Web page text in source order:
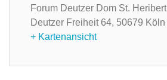
Forum Deutzer Dom St. Heribert
Deutzer Freiheit 64, 50679 Köln
+ Kartenansicht